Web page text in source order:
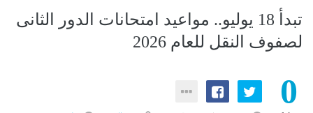
تبدأ 18 يوليو.. مواعيد امتحانات الدور الثانى
لصفوف النقل للعام 2026
0